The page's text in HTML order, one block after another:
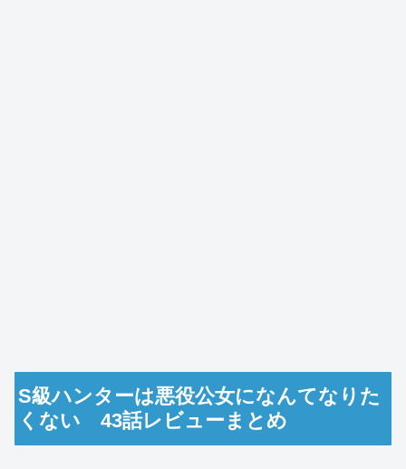
S級ハンターは悪役公女になんてなりた
くない 43話レビューまとめ